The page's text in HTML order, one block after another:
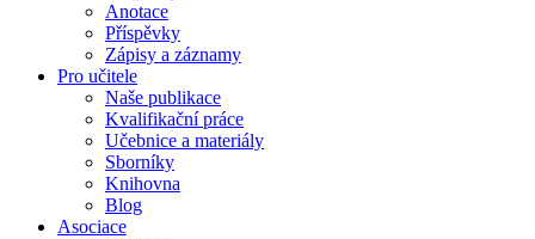
Anotace
Příspěvky
Zápisy a záznamy
Pro učitele
Naše publikace
Kvalifikační práce
Učebnice a materiály
Sborníky
Knihovna
Blog
Asociace